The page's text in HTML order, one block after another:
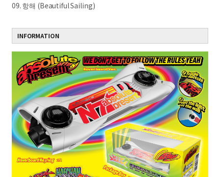
09. 항해 (Beautiful Sailing)
INFORMATION